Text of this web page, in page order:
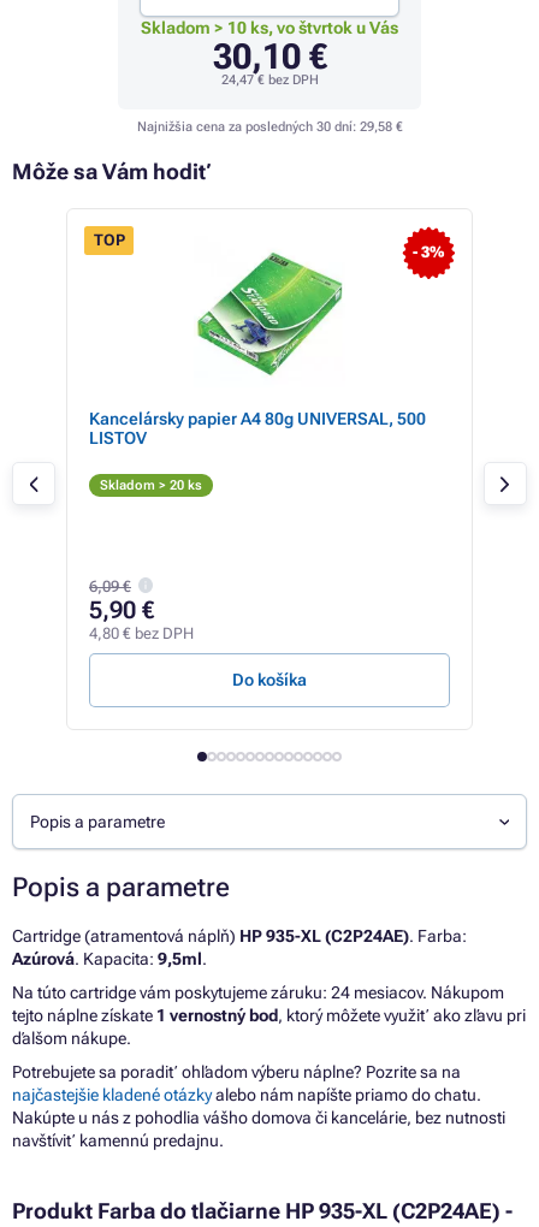
Skladom > 10 ks, vo štvrtok u Vás
30,10 €
24,47 €bez DPH
Najnižšia cena za posledných 30 dní: 29,58 €
Môže sa Vám hodiť
- 3%
TOP
Kancelársky papier A4 80g UNIVERSAL, 500
LISTOV
Skladom > 20 ks
6,09 €
5,90 €
4,80 € bez DPH
Do košíka
Popis a parametre
Popis a parametre
Cartridge (atramentová náplň) HP 935-XL (C2P24AE). Farba:
Azúrová. Kapacita: 9,5ml.
Na túto cartridge vám poskytujeme záruku: 24 mesiacov. Nákupom
tejto náplne získate 1 vernostný bod, ktorý môžete využiť ako zľavu pri
ďalšom nákupe.
Potrebujete sa poradiť ohľadom výberu náplne? Pozrite sa na
najčastejšie kladené otázkyalebo nám napíšte priamo do chatu.
Nakúpte u nás z pohodlia vášho domova či kancelárie, bez nutnosti
navštíviť kamennú predajnu.
Produkt Farba do tlačiarne HP 935-XL (C2P24AE) -